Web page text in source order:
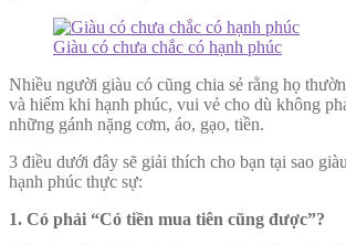
Giàu có chưa chắc có hạnh phúc
Nhiều người giàu có cũng chia sẻ rằng họ
và hiếm khi hạnh phúc, vui vẻ cho dù không
những gánh nặng cơm, áo, gạo, tiền.
3 điều dưới đây sẽ giải thích cho bạn tại sao
hạnh phúc thực sự:
1. Có phải “Có tiền mua tiên cũng được”?